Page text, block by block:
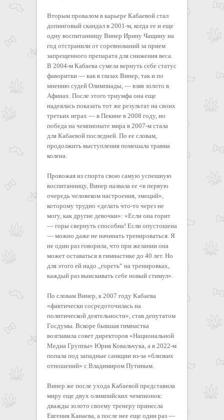
Вторым провалом в карьере Кабаевой стал
допинговый скандал в 2001-м, когда ее и еще
одну воспитанницу Винер Ирину Чащину на
год отстранили от соревнований за прием
запрещенного препарата для снижения веса.
В 2004-м Кабаева сумела вернуть себе статус
фаворитки — как в глазах Винер, так и по
мнению судей Олимпиады, — взяв золото в
Афинах. После этого триумфа она еще
надеялась показать тот же результат на своих
третьих играх — в Пекине в 2008 году, но
победа на чемпионате мира в 2007-м стала
для Кабаевой последней. По ее словам,
продолжить выступления помешала травма
колена.
Провожая из спорта свою самую успешную
воспитанницу, Винер назвала ее «в первую
очередь человеком настроения, эмоций»,
которому трудно «делать что-то через не
могу, как другие девочки»: «Если она горит
— горы свернуть способна! Если опустошена
— можно даже не начинать тренироваться. Я
не один раз говорила, что при желании она
может оставаться в гимнастике до 40 лет. Но
для этого ей надо „гореть“ на тренировках,
каждый раз выискивать себе новый стимул».
По словам Винер, к 2007 году Кабаева
«фактически сосредоточилась на
политической деятельности», став депутатом
Госдумы. Вскоре бывшая гимнастка
возглавила совет директоров «Национальной
Медиа Группы» Юрия Ковальчука, а в 2022-м
попала под западные санкции из-за «близких
отношений» с Владимиром Путиным.
Винер же после ухода Кабаевой представила
миру еще двух олимпийских чемпионок:
дважды золото своему тренеру принесла
Евгения Канаева, а после нее еще один раз —